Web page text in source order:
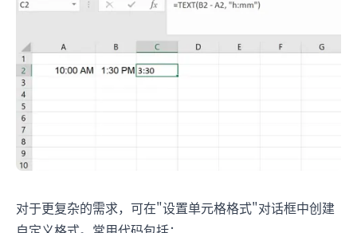
对于更复杂的需求，可在"设置单元格格式"对话框中创建